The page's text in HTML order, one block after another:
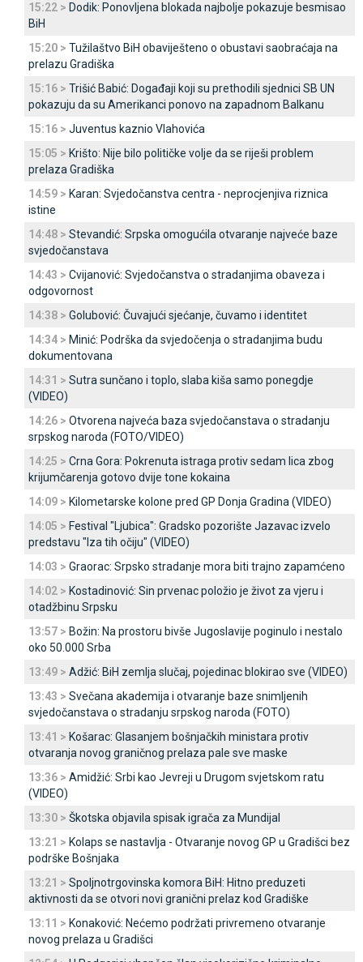
15:22 > Dodik: Ponovljena blokada najbolje pokazuje besmisao
BiH
15:20 > Tužilaštvo BiH obaviješteno o obustavi saobraćaja na
prelazu Gradiška
15:16 > Trišić Babić: Događaji koji su prethodili sjednici SB UN
pokazuju da su Amerikanci ponovo na zapadnom Balkanu
15:16 > Јuventus kaznio Vlahovića
15:05 > Krišto: Nije bilo političke volje da se riješi problem
prelaza Gradiška
14:59 > Karan: Svjedočanstva centra - neprocjenjiva riznica
istine
14:48 > Stevandić: Srpska omogućila otvaranje najveće baze
svjedočanstava
14:43 > Cvijanović: Svjedočanstva o stradanjima obaveza i
odgovornost
14:38 > Golubović: Čuvajući sjećanje, čuvamo i identitet
14:34 > Minić: Podrška da svjedočenja o stradanjima budu
dokumentovana
14:31 > Sutra sunčano i toplo, slaba kiša samo ponegdje
(VIDEO)
14:26 > Otvorena najveća baza svjedočanstava o stradanju
srpskog naroda (FOTO/VIDEO)
14:25 > Crna Gora: Pokrenuta istraga protiv sedam lica zbog
krijumčarenja gotovo dvije tone kokaina
14:09 > Kilometarske kolone pred GP Donja Gradina (VIDEO)
14:05 > Festival "Ljubica": Gradsko pozorište Јazavac izvelo
predstavu "Iza tih očiju" (VIDEO)
14:03 > Graorac: Srpsko stradanje mora biti trajno zapamćeno
14:02 > Kostadinović: Sin prvenac položio je život za vjeru i
otadžbinu Srpsku
13:57 > Božin: Na prostoru bivše Јugoslavije poginulo i nestalo
oko 50.000 Srba
13:49 > Adžić: BiH zemlja slučaj, pojedinac blokirao sve (VIDEO)
13:43 > Svečana akademija i otvaranje baze snimljenih
svjedočanstava o stradanju srpskog naroda (FOTO)
13:41 > Košarac: Glasanjem bošnjačkih ministara protiv
otvaranja novog graničnog prelaza pale sve maske
13:36 > Amidžić: Srbi kao Јevreji u Drugom svjetskom ratu
(VIDEO)
13:30 > Škotska objavila spisak igrača za Mundijal
13:21 > Kolaps se nastavlja - Otvaranje novog GP u Gradišci bez
podrške Bošnjaka
13:21 > Spoljnotrgovinska komora BiH: Hitno preduzeti
aktivnosti da se otvori novi granični prelaz kod Gradiške
13:11 > Konaković: Nećemo podržati privremeno otvaranje
novog prelaza u Gradišci